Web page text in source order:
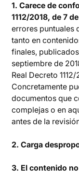
1. Carece de
1112/2018, de 7
errores puntuales
tanto en
finales,
septiembre de
Real Decreto
Concretamente
documentos que
complejas o en
antes de la
2. Carga
3. El contenido